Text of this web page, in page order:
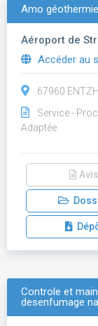
Amo géothermie
Aéroport de
Accéder au
67960
Service -
Adaptée
Avis
Controle et
desenfumage